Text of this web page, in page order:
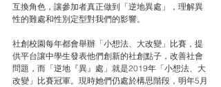
互換角色，讓參加者真正做到「逆地異處」，理解異
性的難處和性別定型對我們的影響。
社創校園每年都會舉辦「小想法、大改變」比賽，提
供平台讓中學生發表他們創新的社創點子，改善社會
問題，而「逆地『異』處」就是2019年「小想法、大
改變」比賽冠軍。現時她們仍處於構思階段，明年5月